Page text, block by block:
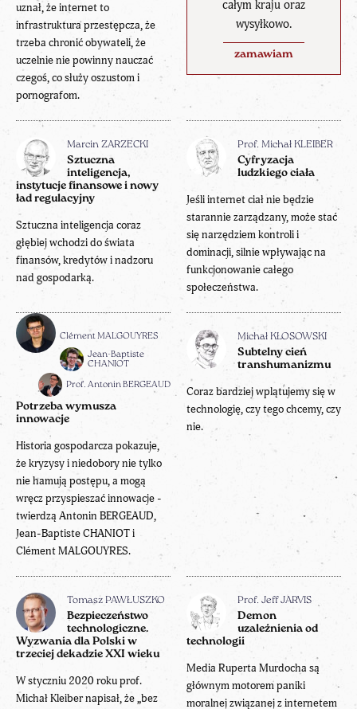
całym kraju oraz
wysyłkowo.
zamawiam
uznał, że internet to
infrastruktura przestępcza, że
trzeba chronić obywateli, że
uczelnie nie powinny nauczać
czegoś, co służy oszustom i
pornografom.
Marcin ZARZECKI
Sztuczna
inteligencja,
instytucje finansowe i nowy
ład regulacyjny
Sztuczna inteligencja coraz
głębiej wchodzi do świata
finansów, kredytów i nadzoru
nad gospodarką.
Prof. Michał KLEIBER
Cyfryzacja
ludzkiego ciała
Jeśli internet ciał nie będzie
starannie zarządzany, może stać
się narzędziem kontroli i
dominacji, silnie wpływając na
funkcjonowanie całego
społeczeństwa.
Clément MALGOUYRES
Jean-Baptiste
CHANIOT
Prof. Antonin BERGEAUD
Potrzeba wymusza
innowacje
Historia gospodarcza pokazuje,
że kryzysy i niedobory nie tylko
nie hamują postępu, a mogą
wręcz przyspieszać innowacje -
twierdzą Antonin BERGEAUD,
Jean-Baptiste CHANIOT i
Clément MALGOUYRES.
Michał KŁOSOWSKI
Subtelny cień
transhumanizmu
Coraz bardziej wplątujemy się w
technologię, czy tego chcemy, czy
nie.
Tomasz PAWŁUSZKO
Bezpieczeństwo
technologiczne.
Wyzwania dla Polski w
trzeciej dekadzie XXI wieku
W styczniu 2020 roku prof.
Michał Kleiber napisał, że „bez
Prof. Jeff JARVIS
Demon
uzależnienia od
technologii
Media Ruperta Murdocha są
głównym motorem paniki
moralnej związanej z internetem